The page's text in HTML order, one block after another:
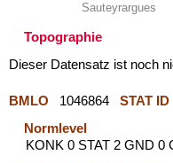
Sauteyrargues
Topographie
Dieser Datensatz ist noch
BMLO 1046864 STAT ID
Normlevel
KONK 0 STAT 2 GND 0